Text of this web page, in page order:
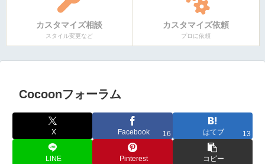
カスタマイズ相談
スタイル変更など
カスタマイズ依頼
プロに依頼
Cocoonフォーラム
X Facebook 16 はてブ 13
LINE Pinterest コピー